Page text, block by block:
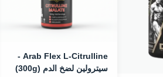
Arab Flex L-Citrulline -
سيترولين لضخ الدم (300g)